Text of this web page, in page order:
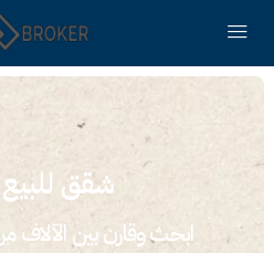
شقق
ابحث وقارن بين الآلاف